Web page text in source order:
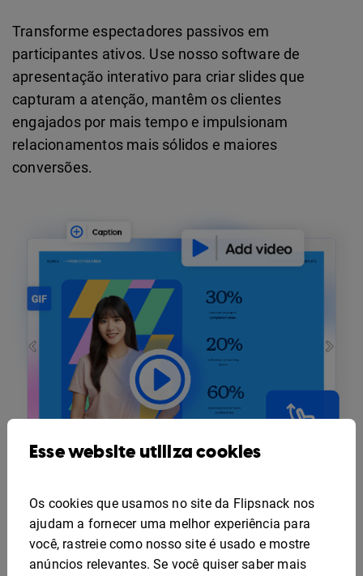
Transforme espectadores passivos em
participantes ativos. Use nosso software de
apresentação interativo para criar slides que
capturam a atenção, mantêm os clientes
engajados por mais tempo e impulsionam
relacionamentos mais sólidos e maiores
conversões.
Elementos multimídia
Adicione vídeo e áudio para manter a atenção por
mais tempo.
Esse website utiliza cookies
Os cookies que usamos no site da Flipsnack nos
ajudam a fornecer uma melhor experiência para
você, rastreie como nosso site é usado e mostre
anúncios relevantes. Se você quiser saber mais